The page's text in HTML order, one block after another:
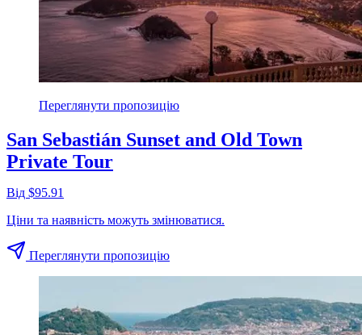
Переглянути пропозицію
San Sebastián Sunset and Old Town
Private Tour
Від $95.91
Ціни та наявність можуть змінюватися.
Переглянути пропозицію